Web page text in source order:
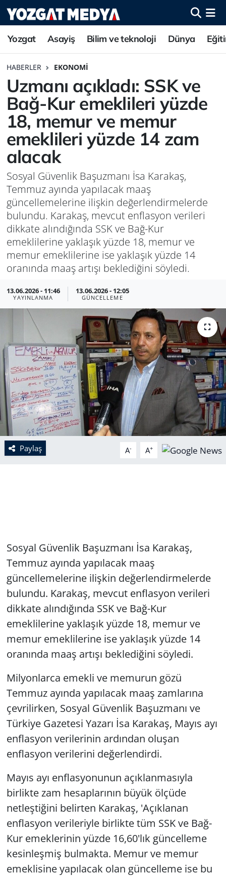
Yozgat Asayiş Bilim ve teknoloji Dünya
HABERLER EKONOMI
Uzmanı açıkladı: SSK ve
Bağ-Kur emeklileri yüzde
18, memur ve memur
emeklileri yüzde 14 zam
alacak
Sosyal Güvenlik Başuzmanı İsa Karakaş,
Temmuz ayında yapılacak maaş
güncellemelerine ilişkin değerlendirmelerde
bulundu. Karakaş, mevcut enflasyon verileri
dikkate alındığında SSK ve Bağ-Kur
emeklilerine yaklaşık yüzde 18, memur ve
memur emeklilerine ise yaklaşık yüzde 14
oranında maaş artışı beklediğini söyledi.
13.06.2026 - 11:46
YAYINLANMA
13.06.2026 - 12:05
GÜNCELLEME
Paylaş A- A+
Sosyal Güvenlik Başuzmanı İsa Karakaş,
Temmuz ayında yapılacak maaş
güncellemelerine ilişkin değerlendirmelerde
bulundu. Karakaş, mevcut enflasyon verileri
dikkate alındığında SSK ve Bağ-Kur
emeklilerine yaklaşık yüzde 18, memur ve
memur emeklilerine ise yaklaşık yüzde 14
oranında maaş artışı beklediğini söyledi.
Milyonlarca emekli ve memurun gözü
Temmuz ayında yapılacak maaş zamlarına
çevrilirken, Sosyal Güvenlik Başuzmanı ve
Türkiye Gazetesi Yazarı İsa Karakaş, Mayıs ayı
enflasyon verilerinin ardından oluşan
enflasyon verilerini değerlendirdi.
Mayıs ayı enflasyonunun açıklanmasıyla
birlikte zam hesaplarının büyük ölçüde
netleştiğini belirten Karakaş, 'Açıklanan
enflasyon verileriyle birlikte tüm SSK ve Bağ-
Kur emeklerinin yüzde 16,60'lık güncelleme
kesinleşmiş bulmakta. Memur ve memur
emeklisine yapılacak olan güncelleme ise bu